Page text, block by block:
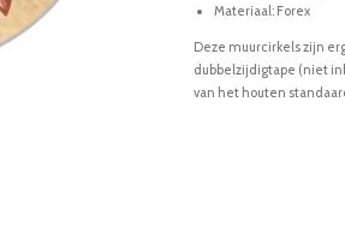
Materiaal: Forex
Deze muurcirkels zijn
dubbelzijdigtape (niet
van het houten